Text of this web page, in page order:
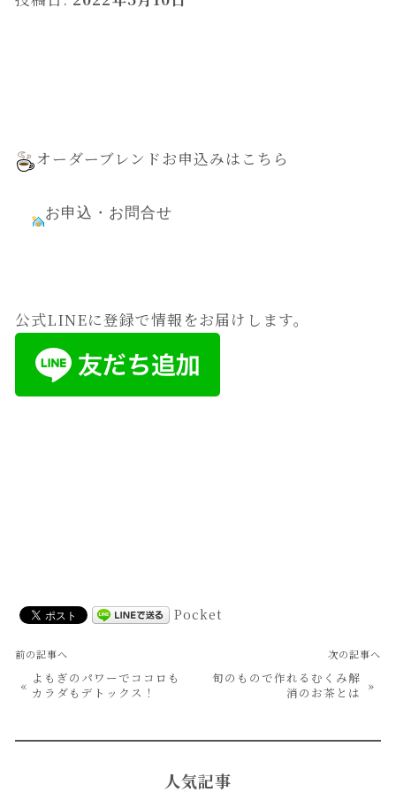
オーダーブレンドお申込みはこちら
お申込・お問合せ
公式LINEに登録で情報をお届けします。
Pocket
前の記事へ
« よもぎのパワーでココロも
カラダもデトックス！
次の記事へ
旬のもので作れるむくみ解
消のお茶とは »
人気記事